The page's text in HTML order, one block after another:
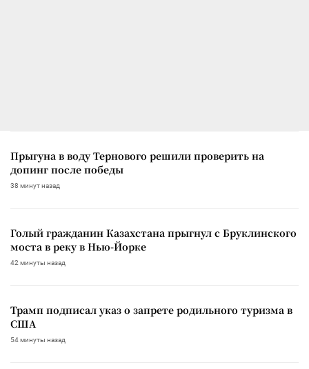
Прыгуна в воду Тернового решили проверить на
допинг после победы
38 минут назад
Голый гражданин Казахстана прыгнул с Бруклинского
моста в реку в Нью-Йорке
42 минуты назад
Трамп подписал указ о запрете родильного туризма в
США
54 минуты назад